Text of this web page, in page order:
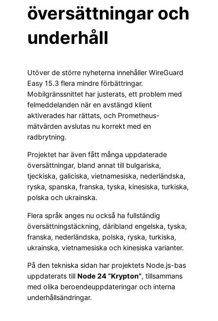
översättningar och
underhåll
Utöver de större nyheterna innehåller WireGuard
Easy 15.3 flera mindre förbättringar.
Mobilgränssnittet har justerats, ett problem med
felmeddelanden när en avstängd klient
aktiverades har rättats, och Prometheus-
mätvärden avslutas nu korrekt med en
radbrytning.
Projektet har även fått många uppdaterade
översättningar, bland annat till bulgariska,
tjeckiska, galiciska, vietnamesiska, nederländska,
ryska, spanska, franska, tyska, kinesiska, turkiska,
polska och ukrainska.
Flera språk anges nu också ha fullständig
översättningstäckning, däribland engelska, tyska,
franska, nederländska, polska, ryska, turkiska,
ukrainska, vietnamesiska och kinesiska varianter.
På den tekniska sidan har projektets Node.js-bas
uppdaterats till Node 24 “Krypton”, tillsammans
med olika beroendeuppdateringar och interna
underhållsändringar.